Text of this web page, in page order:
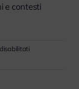
e contesti
su